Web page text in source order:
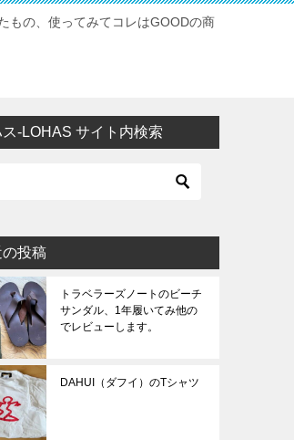
もの、使ってみてコレはGOODの商
ス-LOHAS サイト内検索
投稿
トラベラーズノートのビーチ
サンダル、1年履いてみ他の
でレビューします。
DAHUI（ダフイ）のTシャツ